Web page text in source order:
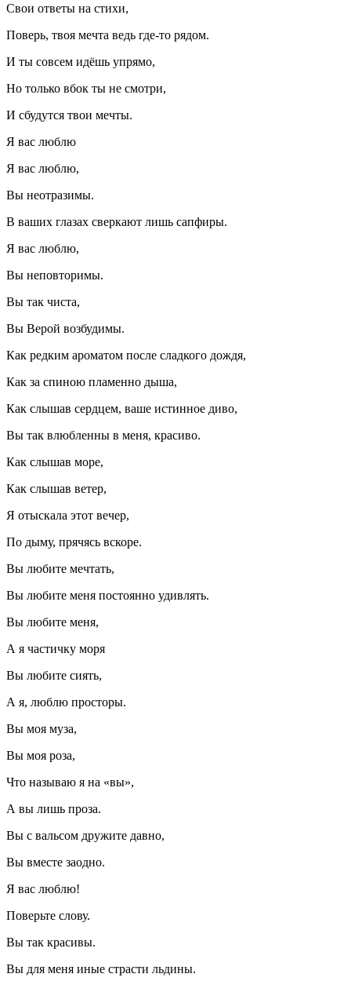
Свои ответы на стихи,
Поверь, твоя мечта ведь где-то рядом.
И ты совсем идёшь упрямо,
Но только вбок ты не смотри,
И сбудутся твои мечты.
Я вас люблю
Я вас люблю,
Вы неотразимы.
В ваших глазах сверкают лишь сапфиры.
Я вас люблю,
Вы неповторимы.
Вы так чиста,
Вы Верой возбудимы.
Как редким ароматом после сладкого дождя,
Как за спиною пламенно дыша,
Как слышав сердцем, ваше истинное диво,
Вы так влюбленны в меня, красиво.
Как слышав море,
Как слышав ветер,
Я отыскала этот вечер,
По дыму, прячясь вскоре.
Вы любите мечтать,
Вы любите меня постоянно удивлять.
Вы любите меня,
А я частичку моря
Вы любите сиять,
А я, люблю просторы.
Вы моя муза,
Вы моя роза,
Что называю я на «вы»,
А вы лишь проза.
Вы с вальсом дружите давно,
Вы вместе заодно.
Я вас люблю!
Поверьте слову.
Вы так красивы.
Вы для меня иные страсти льдины.